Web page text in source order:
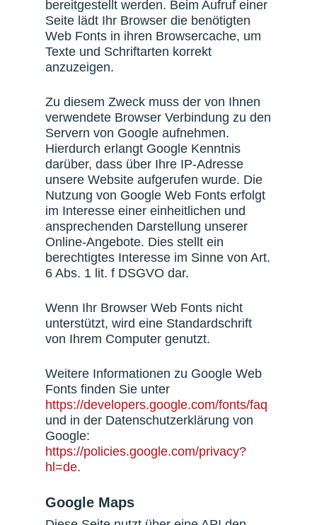
bereitgestellt werden. Beim Aufruf einer
Seite lädt Ihr Browser die benötigten
Web Fonts in ihren Browsercache, um
Texte und Schriftarten korrekt
anzuzeigen.
Zu diesem Zweck muss der von Ihnen
verwendete Browser Verbindung zu den
Servern von Google aufnehmen.
Hierdurch erlangt Google Kenntnis
darüber, dass über Ihre IP-Adresse
unsere Website aufgerufen wurde. Die
Nutzung von Google Web Fonts erfolgt
im Interesse einer einheitlichen und
ansprechenden Darstellung unserer
Online-Angebote. Dies stellt ein
berechtigtes Interesse im Sinne von Art.
6 Abs. 1 lit. f DSGVO dar.
Wenn Ihr Browser Web Fonts nicht
unterstützt, wird eine Standardschrift
von Ihrem Computer genutzt.
Weitere Informationen zu Google Web
Fonts finden Sie unter
https://developers.google.com/fonts/faq
und in der Datenschutzerklärung von
Google:
https://policies.google.com/privacy?
hl=de.
Google Maps